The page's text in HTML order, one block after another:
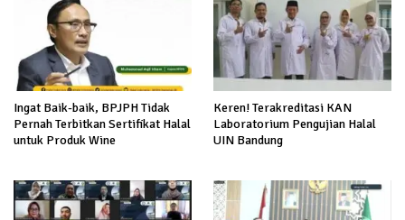
Ingat Baik-baik, BPJPH Tidak
Pernah Terbitkan Sertifikat Halal
untuk Produk Wine
Keren! Terakreditasi KAN
Laboratorium Pengujian Halal
UIN Bandung